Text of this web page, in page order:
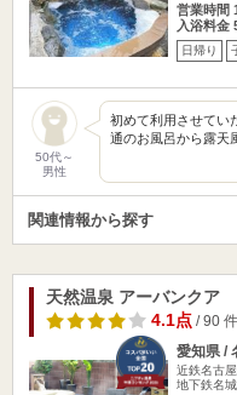
営業時間
入浴料金
日帰り
50代～
男性
初めて利用させてい
通のお風呂から露天
関連情報から探す
天然温泉 アーバンクア
4.1点/ 90 件
愛知県 /
近鉄名古
地下鉄名